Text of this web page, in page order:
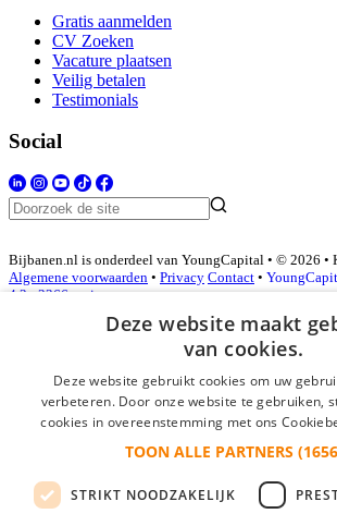
Gratis aanmelden
CV Zoeken
Vacature plaatsen
Veilig betalen
Testimonials
Social
Bijbanen.nl is onderdeel van YoungCapital • © 2026 •
Algemene voorwaarden • Privacy Contact •
4.3 - 3366 reviews
Inloggen als bedrijf
*
login gegevens onthouden
Deze website maakt
van cookies.
Deze website gebruikt cookies om uw
verbeteren. Door onze website te gebruiken,
cookies in overeenstemming met ons
TOON ALLE PARTNERS
STRIKT NOODZAKELIJK